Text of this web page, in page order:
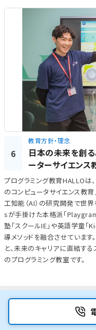
6
教育方針・理念
日本の未来を創
ーターサイエンス
プログラミング教育HALLOは
のコンピュータサイエンス教育
工知能（AI）の研究開発で
sが手掛けた本格派「Playgram
塾「スクールIE」や英語学童「
導メソッドを融合させていま
と、未来のキャリアに直結す
のプログラミング教室です。